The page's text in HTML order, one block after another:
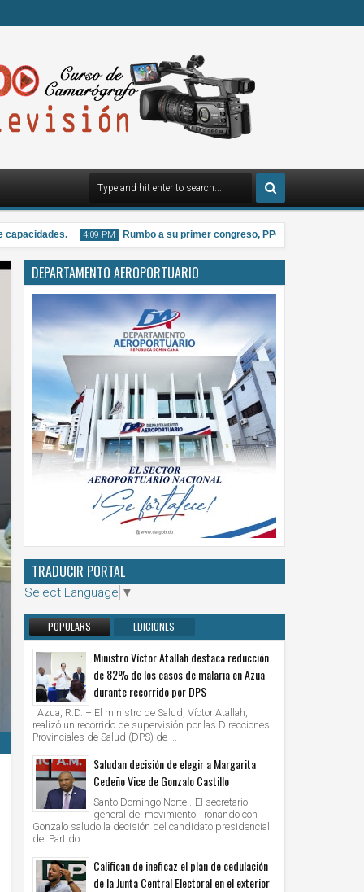
4:09 PM
2026
Rumbo a su primer congreso, PPG distribuye material
DEPARTAMENTO AEROPORTUARIO
TRADUCIR PORTAL
Select Language ▼
POPULARS
EDICIONES
ANTERIORES
Ministro Víctor Atallah destaca reducción
de 82% de los casos de malaria en Azua
durante recorrido por DPS
Azua, R.D. – El ministro de Salud, Víctor Atallah,
realizó un recorrido de supervisión por las Direcciones
Provinciales de Salud (DPS) de ...
Saludan decisión de elegir a Margarita
Cedeño Vice de Gonzalo Castillo
Santo Domingo Norte .-El secretario
general del movimiento Tronando con
Gonzalo saludo la decisión del candidato presidencial
del Partido...
Califican de ineficaz el plan de cedulación
de la Junta Central Electoral en el exterior